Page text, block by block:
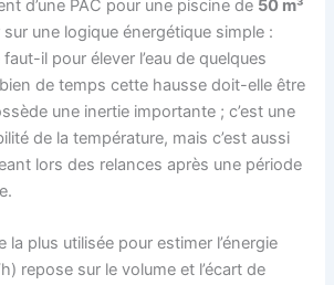
d’une PAC pour une piscine de 50 m³
sur une logique énergétique simple :
il pour élever l’eau de quelques
de temps cette hausse doit-elle être
une inertie importante ; c’est une
de la température, mais c’est aussi
lors des relances après une période
la plus utilisée pour estimer l’énergie
repose sur le volume et l’écart de